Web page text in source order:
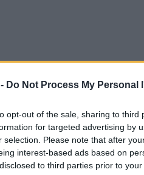
Do Not Process My Personal
opt-out of the sale, sharing to
for targeted advertising by
selection. Please note that after
interest-based ads based on
to third parties prior to